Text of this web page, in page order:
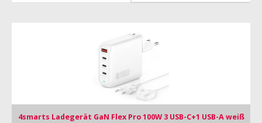
4smarts Ladegerät GaN Flex Pro 100W 3 USB-C+1 USB-A weiß